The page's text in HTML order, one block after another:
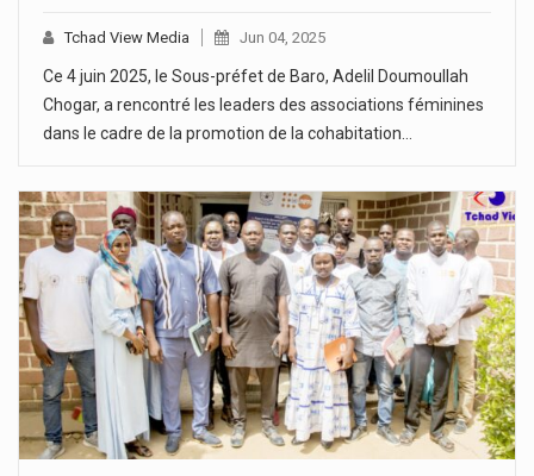
Tchad View Media Jun 04, 2025
Ce 4 juin 2025, le Sous-préfet de Baro, Adelil Doumoullah
Chogar, a rencontré les leaders des associations féminines
dans le cadre de la promotion de la cohabitation…